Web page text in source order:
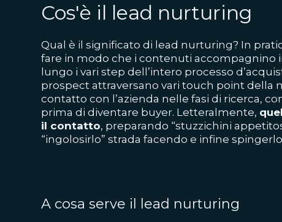
Cos'è il lead nurturing
Qual è il significato di lead nurturing? In
fare in modo che i contenuti accompagnino
lungo i vari step dell’intero processo
prospect attraversano vari touch point della
contatto con l’azienda nelle fasi di ricerca,
prima di diventare buyer. Letteralmente,
il contatto, preparando “stuzzichini
“ingolosirlo” strada facendo e infine
A cosa serve il lead nurturing